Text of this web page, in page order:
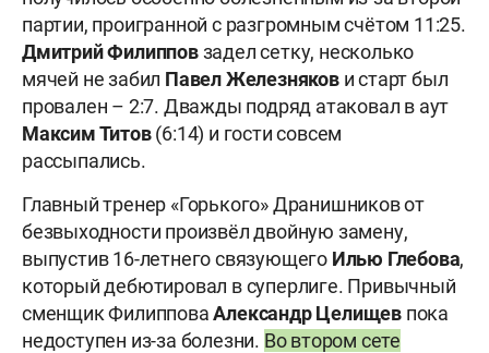
партии, проигранной с разгромным счётом 11:25.
Дмитрий Филипповзадел сетку, несколько
мячей не забил Павел Железнякови старт был
провален – 2:7. Дважды подряд атаковал в аут
Максим Титов(6:14) и гости совсем
рассыпались.
Главный тренер «Горького» Дранишников от
безвыходности произвёл двойную замену,
выпустив 16-летнего связующего Илью Глебова,
который дебютировал в суперлиге. Привычный
сменщик ФилипповаАлександр Целищев пока
недоступен из-за болезни. Во втором сете